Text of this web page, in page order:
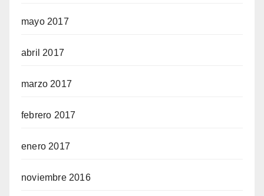
mayo 2017
abril 2017
marzo 2017
febrero 2017
enero 2017
noviembre 2016